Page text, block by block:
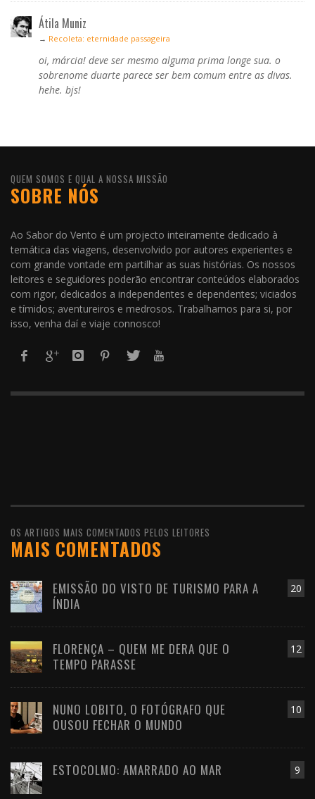
Átila Muniz
→ Recoleta: eternidade passageira
oi, márcia! deve ser mesmo alguma prima longe sua. o
sobrenome duarte parece ser bem comum entre as divas.
hehe. bjs!
QUEM SOMOS E QUAL A NOSSA MISSÃO
SOBRE NÓS
Ao Sabor do Vento é um projecto inteiramente dedicado à
temática das viagens, desenvolvido por autores experientes e
com grande vontade em partilhar as suas histórias. Os nossos
leitores e seguidores poderão encontrar conteúdos elaborados
com rigor, dedicados a independentes e dependentes; viciados
e tímidos; aventureiros e medrosos. Trabalhamos para si, por
isso, venha daí e viaje connosco!
OS ARTIGOS MAIS COMENTADOS PELOS LEITORES
MAIS COMENTADOS
20
EMISSÃO DO VISTO DE TURISMO PARA A
ÍNDIA
12
FLORENÇA – QUEM ME DERA QUE O
TEMPO PARASSE
10
NUNO LOBITO, O FOTÓGRAFO QUE
OUSOU FECHAR O MUNDO
9
ESTOCOLMO: AMARRADO AO MAR